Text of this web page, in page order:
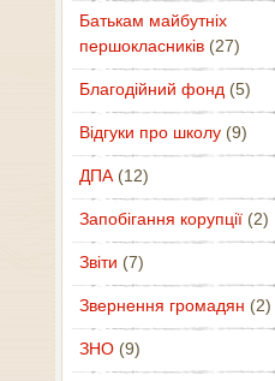
Батькам майбутніх
першокласників(27)
Благодійний фонд (5)
Відгуки про школу(9)
ДПА(12)
Запобігання корупції(2)
Звіти (7)
Звернення громадян (2)
ЗНО(9)